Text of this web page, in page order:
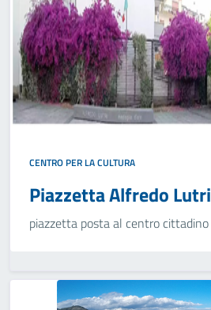
CENTRO PER LA CULTURA
Piazzetta Alfredo Lutri
piazzetta posta al centro cittadino